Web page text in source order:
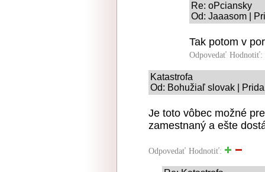
Re: oPciansky
Od: Jaaasom |
Tak potom v
Odpovedať Hodnotiť:
Katastrofa
Od: Bohužiaľ slovak |
Je toto vôbec možné
zamestnaný a ešte
Odpovedať Hodnotiť: